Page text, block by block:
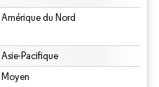
Amérique du Nord
Asie-Pacifique
Moyen